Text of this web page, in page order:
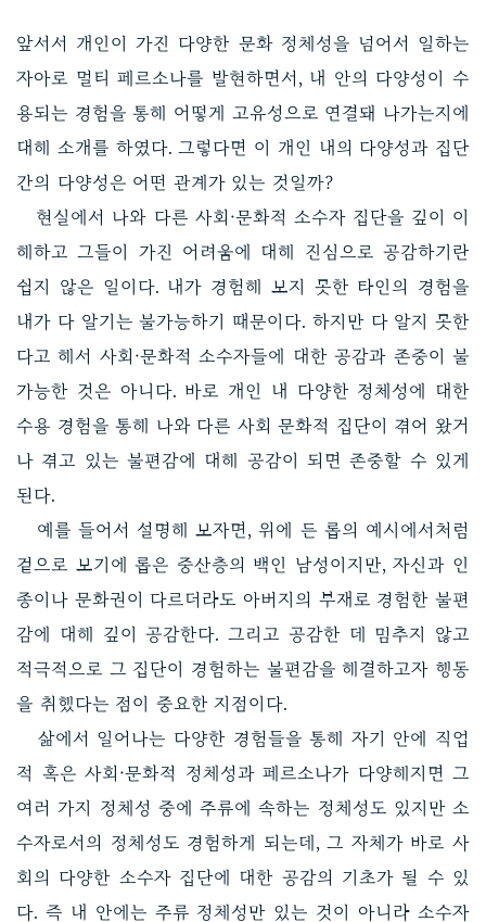
앞서서 개인이 가진 다양한 문화 정체성을 넘어서 일하는
자아로 멀티 페르소나를 발현하면서, 내 안의 다양성이 수
용되는 경험을 통해 어떻게 고유성으로 연결돼 나가는지에
대해 소개를 하였다. 그렇다면 이 개인 내의 다양성과 집단
간의 다양성은 어떤 관계가 있는 것일까?
현실에서 나와 다른 사회·문화적 소수자 집단을 깊이 이
해하고 그들이 가진 어려움에 대해 진심으로 공감하기란
쉽지 않은 일이다. 내가 경험해 보지 못한 타인의 경험을
내가 다 알기는 불가능하기 때문이다. 하지만 다 알지 못한
다고 해서 사회·문화적 소수자들에 대한 공감과 존중이 불
가능한 것은 아니다. 바로 개인 내 다양한 정체성에 대한
수용 경험을 통해 나와 다른 사회 문화적 집단이 겪어 왔거
나 겪고 있는 불편감에 대해 공감이 되면 존중할 수 있게
된다.
예를 들어서 설명해 보자면, 위에 든 롭의 예시에서처럼
겉으로 보기에 롭은 중산층의 백인 남성이지만, 자신과 인
종이나 문화권이 다르더라도 아버지의 부재로 경험한 불편
감에 대해 깊이 공감한다. 그리고 공감한 데 멈추지 않고
적극적으로 그 집단이 경험하는 불편감을 해결하고자 행동
을 취했다는 점이 중요한 지점이다.
삶에서 일어나는 다양한 경험들을 통해 자기 안에 직업
적 혹은 사회·문화적 정체성과 페르소나가 다양해지면 그
여러 가지 정체성 중에 주류에 속하는 정체성도 있지만 소
수자로서의 정체성도 경험하게 되는데, 그 자체가 바로 사
회의 다양한 소수자 집단에 대한 공감의 기초가 될 수 있
다. 즉 내 안에는 주류 정체성만 있는 것이 아니라 소수자